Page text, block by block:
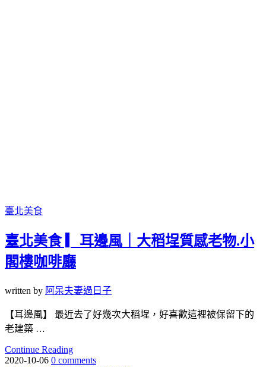
臺北美食
臺北美食 ▎耳邊風｜大稻埕質感老物.小
閣樓咖啡廳
written by 阿呆夫妻過日子
【耳邊風】 最近去了好幾次大稻埕，好喜歡這裡被保留下的
老建築 …
Continue Reading
2020-10-06 0 comments